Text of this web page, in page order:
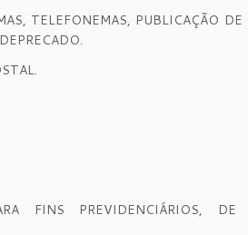
TELEFONEMAS, PUBLICAÇÃO
FINS PREVIDENCIÁRIOS, DE